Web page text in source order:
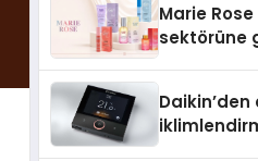
Aldı
Marie
sektörüne
Daikin’den